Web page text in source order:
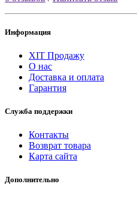
Информация
ХІТ Продажу
О нас
Доставка и оплата
Гарантия
Служба поддержки
Контакты
Возврат товара
Карта сайта
Дополнительно